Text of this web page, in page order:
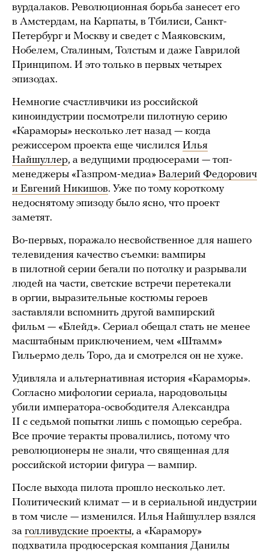
вурдалаков. Революционная борьба занесет его
в Амстердам, на Карпаты, в Тбилиси, Санкт-
Петербург и Москву и сведет с Маяковским,
Нобелем, Сталиным, Толстым и даже Гаврилой
Принципом. И это только в первых четырех
эпизодах.
Немногие счастливчики из российской
киноиндустрии посмотрели пилотную серию
«Караморы» несколько лет назад — когда
режиссером проекта еще числился Илья
Найшуллер, а ведущими продюсерами — топ-
менеджеры «Газпром-медиа» Валерий Федорович
и Евгений Никишов. Уже по тому короткому
недоснятому эпизоду было ясно, что проект
заметят.
Во-первых, поражало несвойственное для нашего
телевидения качество съемки: вампиры
в пилотной серии бегали по потолку и разрывали
людей на части, светские встречи перетекали
в оргии, выразительные костюмы героев
заставляли вспомнить другой вампирский
фильм — «Блейд». Сериал обещал стать не менее
масштабным приключением, чем «Штамм»
Гильермо дель Торо, да и смотрелся он не хуже.
Удивляла и альтернативная история «Караморы».
Согласно мифологии сериала, народовольцы
убили императора-освободителя Александра
II с седьмой попытки лишь с помощью серебра.
Все прочие теракты провалились, потому что
революционеры не знали, что священная для
российской истории фигура — вампир.
После выхода пилота прошло несколько лет.
Политический климат — и в сериальной индустрии
в том числе — изменился. Илья Найшуллер взялся
за голливудские проекты, а «Карамору»
подхватила продюсерская компания Данилы